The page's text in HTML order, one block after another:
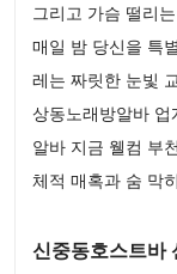
그리고 가슴 떨리
매일 밤 당신을 특
레는 짜릿한 눈빛
상동노래방알바
알바 지금 웰컴 부
체적 매혹과 숨 막
신중동호스트바